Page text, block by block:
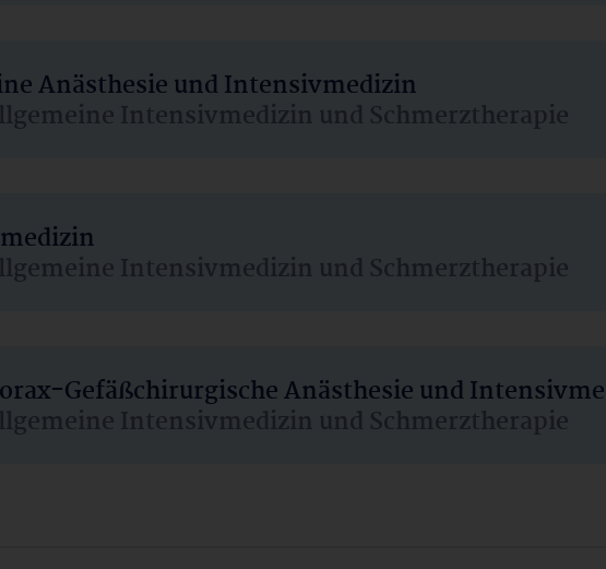
Anästhesie und Intensivmedizin
Intensivmedizin und Schmerztherapie
Intensivmedizin und Schmerztherapie
Gefäßchirurgische Anästhesie und
Intensivmedizin und Schmerztherapie